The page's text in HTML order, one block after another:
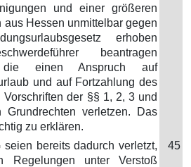
und einer größeren
Hessen unmittelbar gegen
erhoben
beantragen
die einen Anspruch auf
und auf Fortzahlung des
Vorschriften der §§ 1, 2, 3 und
verletzen. Das
zu erklären.
bereits dadurch verletzt,
Regelungen unter Verstoß
45